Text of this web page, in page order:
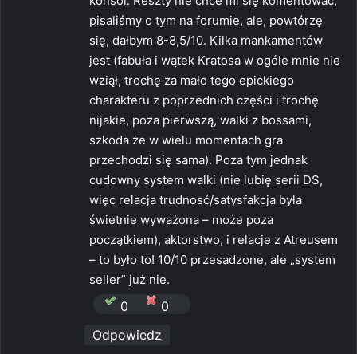
pisaliśmy o tym na forumie, ale, powtórzę
się, dałbym 8-8,5/10. Kilka mankamentów
jest (fabuła i wątek Kratosa w ogóle mnie nie
wziął, trochę za mało tego epickiego
charakteru z poprzednich części i trochę
nijakie, poza pierwszą, walki z bossami,
szkoda że w wielu momentach gra
przechodzi się sama). Poza tym jednak
cudowny system walki (nie lubię serii DS,
więc relacja trudnosć/satysfakcja była
świetnie wyważona – może poza
początkiem), aktorstwo, i relacje z Atreusem
– to było to! 10/10 przesadzone, ale „system
seller” już nie.
0
0
Odpowiedz